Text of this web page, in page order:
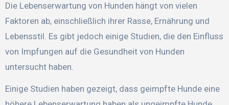
Die Lebenserwartung von Hunden hängt von vielen
Faktoren ab, einschließlich ihrer Rasse, Ernährung und
Lebensstil. Es gibt jedoch einige Studien, die den Einfluss
von Impfungen auf die Gesundheit von Hunden
untersucht haben.
Einige Studien haben gezeigt, dass geimpfte Hunde eine